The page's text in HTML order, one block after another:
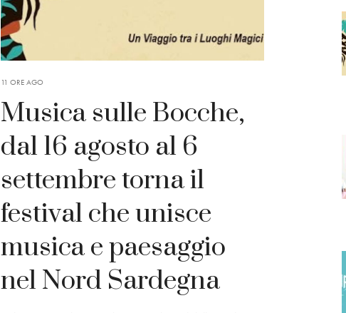
11 ORE AGO
Musica sulle Bocche,
dal 16 agosto al 6
settembre torna il
festival che unisce
musica e paesaggio
nel Nord Sardegna